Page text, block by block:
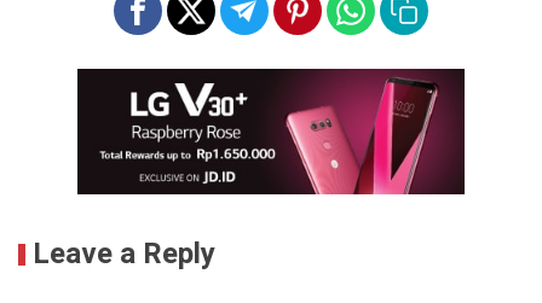
Leave a Reply